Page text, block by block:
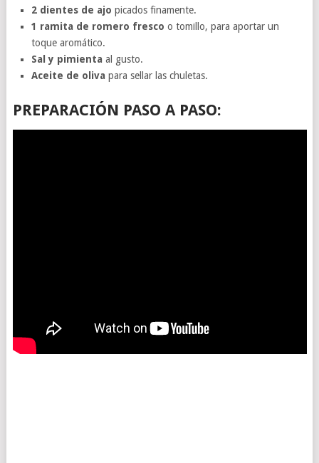
2 dientes de ajo picados finamente.
1 ramita de romero fresco o tomillo, para aportar un
toque aromático.
Sal y pimienta al gusto.
Aceite de oliva para sellar las chuletas.
PREPARACIÓN PASO A PASO: